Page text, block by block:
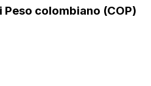
colombiano (COP)